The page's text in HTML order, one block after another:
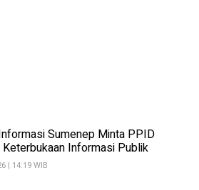
Sumenep Minta PPID
Informasi Publik
| 14:19 WIB